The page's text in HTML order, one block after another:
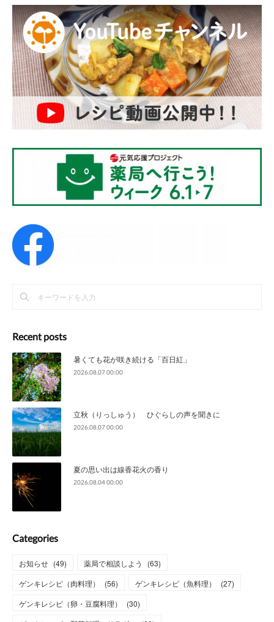
Recent posts
暑くても花が咲き続ける「百日紅」
2026.08.07 00:00
立秋（りっしゅう） ひぐらしの声を聞きに
2026.08.07 00:00
夏の思い出は線香花火の香り
2026.08.04 00:00
Categories
お知らせ (49) 薬局で相談しよう (63)
ゲンキレシピ（肉料理）
(56) ゲンキレシピ（魚料理） (27)
ゲンキレシピ（卵・豆腐料理）
(30)